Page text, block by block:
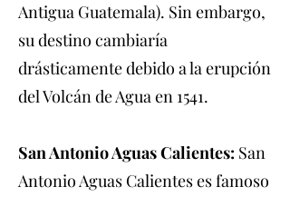
Antigua Guatemala). Sin embargo,
su destino cambiaría
drásticamente debido a la erupción
del Volcán de Agua en 1541.
San Antonio Aguas Calientes: San
Antonio Aguas Calientes es famoso